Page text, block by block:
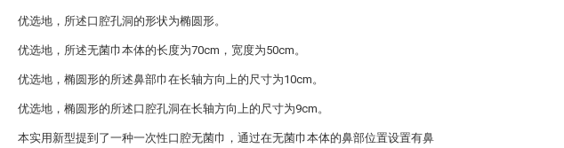
优选地，所述口腔孔洞的形状为椭圆形。
优选地，所述无菌巾本体的长度为70cm，宽度为50cm。
优选地，椭圆形的所述鼻部巾在长轴方向上的尺寸为10cm。
优选地，椭圆形的所述口腔孔洞在长轴方向上的尺寸为9cm。
本实用新型提到了一种一次性口腔无菌巾，通过在无菌巾本体的鼻部位置设置有鼻